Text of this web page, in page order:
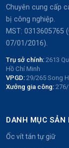
Chuyên cung cấp
bị công nghiệp.
MST: 0313605765
07/01/2016).
Trụ sở chính: 2613
Hồ Chí Minh
VPGD: 29/265 Song
Xưởng gia công: 276/
DANH MỤC SẢN
Ốc vít tán tự giữ